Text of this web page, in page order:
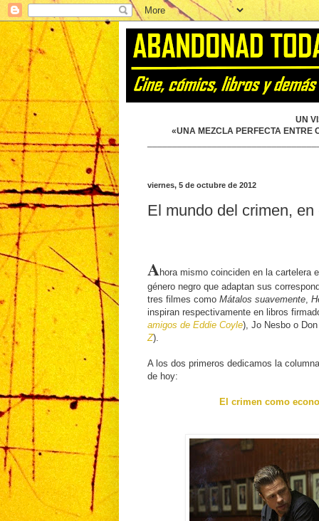
UN
«UNA MEZCLA PERFECTA ENTRE
viernes, 5 de octubre de 2012
El mundo del crimen, en
Ahora mismo coinciden en la cartelera
género negro que adaptan sus
tres filmes como Mátalos suavemente
inspiran respectivamente en libros
amigos de Eddie Coyle), Jo Nesbo o
Z).
A los dos primeros dedicamos la
de hoy:
El crimen como